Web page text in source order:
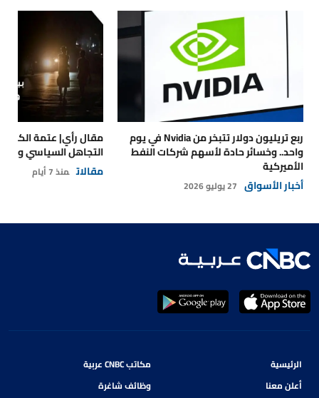
ربع تريليون دولار تتبخر من Nvidia في يوم
واحد.. وخسائر حادة لأسهم شركات النفط
الأميركية
أخبار الأسواق 27 يوليو 2026
مقال رأي| عتمة
التجاهل السياسي
مقالات منذ 7 أيام
الرئيسية
أعلن معنا
مكاتب CNBC عربية
وظائف شاغرة